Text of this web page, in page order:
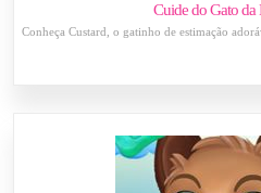
Cuide do Gato
Conheça Custard, o gatinho de estimação